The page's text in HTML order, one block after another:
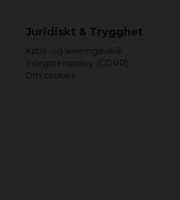
Juridiskt & Trygghet
Købs- og leveringsvilkår
Integritetspolicy (GDPR)
Om cookies